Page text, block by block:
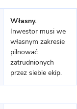
Własny.
Inwestor musi we
własnym zakresie
pilnować
zatrudnionych
przez siebie ekip.